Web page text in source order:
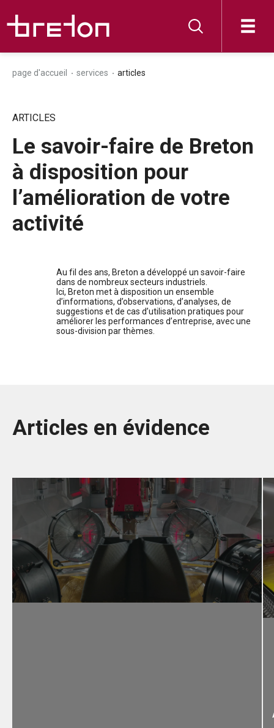
page d'accueil services articles
ARTICLES
Le savoir-faire de Breton
à disposition pour
l’amélioration de votre
activité
Au fil des ans, Breton a développé un savoir-faire
dans de nombreux secteurs industriels.
Ici, Breton met à disposition un ensemble
d’informations, d’observations, d’analyses, de
suggestions et de cas d’utilisation pratiques pour
améliorer les performances d’entreprise, avec une
sous-division par thèmes.
Articles en évidence